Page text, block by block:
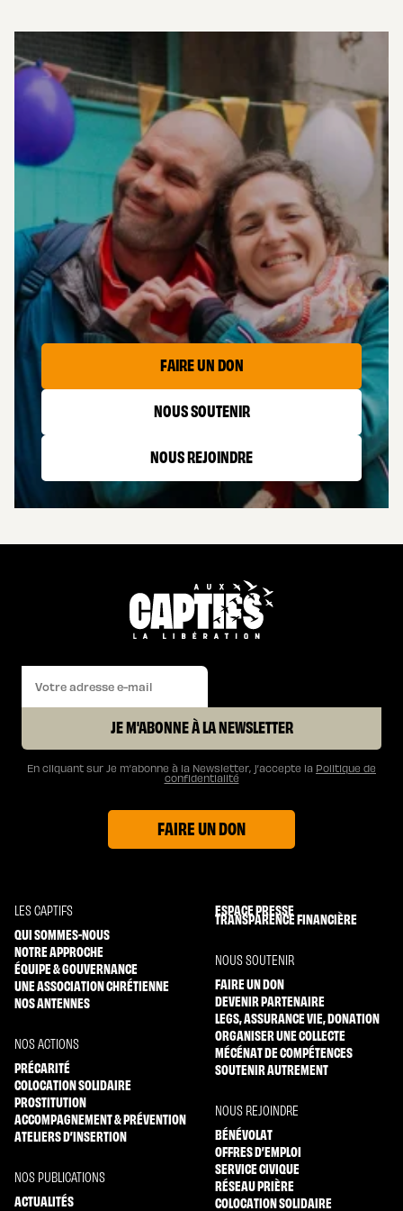
AIDER
LES CAPTIFS
FAIRE UN DON
NOUS SOUTENIR
NOUS REJOINDRE
JE M'ABONNE À LA NEWSLETTER
En cliquant sur Je m’abonne à la Newsletter, j’accepte la Politique de
confidentialité
FAIRE UN DON
LES CAPTIFS
QUI SOMMES-NOUS
NOTRE APPROCHE
ÉQUIPE & GOUVERNANCE
UNE ASSOCIATION CHRÉTIENNE
NOS ANTENNES
NOS ACTIONS
PRÉCARITÉ
COLOCATION SOLIDAIRE
PROSTITUTION
ACCOMPAGNEMENT & PRÉVENTION
ATELIERS D’INSERTION
NOS PUBLICATIONS
ACTUALITÉS
ESPACE PRESSE
TRANSPARENCE FINANCIÈRE
NOUS SOUTENIR
FAIRE UN DON
DEVENIR PARTENAIRE
LEGS, ASSURANCE VIE, DONATION
ORGANISER UNE COLLECTE
MÉCÉNAT DE COMPÉTENCES
SOUTENIR AUTREMENT
NOUS REJOINDRE
BÉNÉVOLAT
OFFRES D’EMPLOI
SERVICE CIVIQUE
RÉSEAU PRIÈRE
COLOCATION SOLIDAIRE